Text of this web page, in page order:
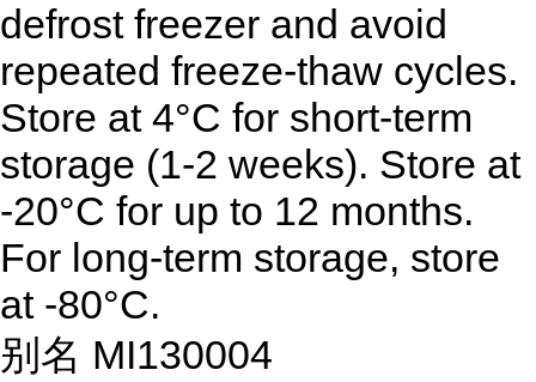
defrost freezer and avoid
repeated freeze-thaw cycles.
Store at 4°C for short-term
storage (1-2 weeks). Store at
-20°C for up to 12 months.
For long-term storage, store
at -80°C.
别名 MI130004